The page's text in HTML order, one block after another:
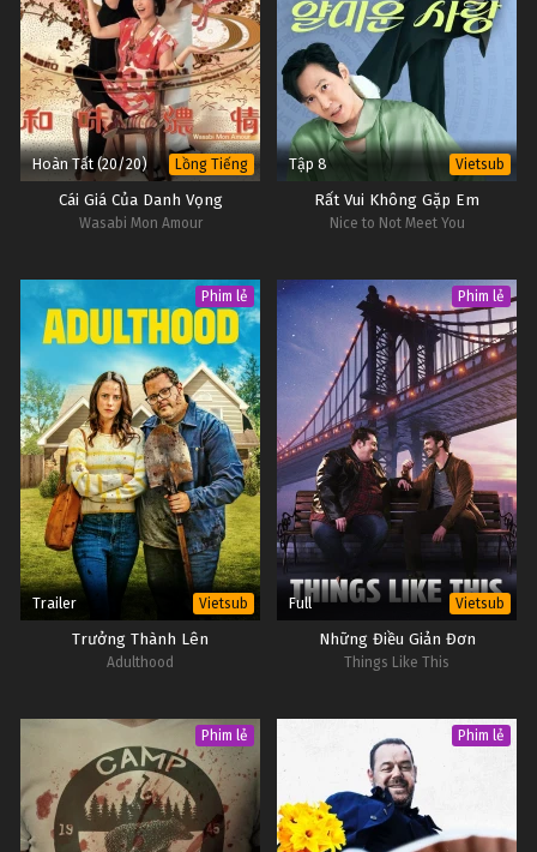
Hoàn Tất (20/20) Lồng Tiếng
Cái Giá Của Danh Vọng
Wasabi Mon Amour
Tập 8 Vietsub
Rất Vui Không Gặp Em
Nice to Not Meet You
Phim lẻ
Trailer Vietsub
Trưởng Thành Lên
Adulthood
Phim lẻ
Full Vietsub
Những Điều Giản Đơn
Things Like This
Phim lẻ Phim lẻ